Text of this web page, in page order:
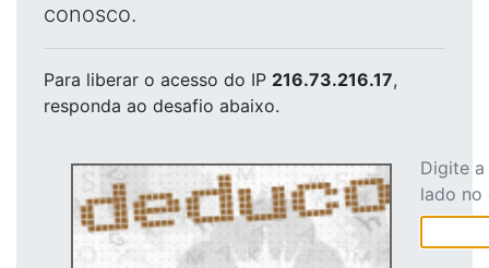
conosco.
Para liberar o acesso do IP 216.73.216.17,
responda ao desafio abaixo.
Digite
lado no